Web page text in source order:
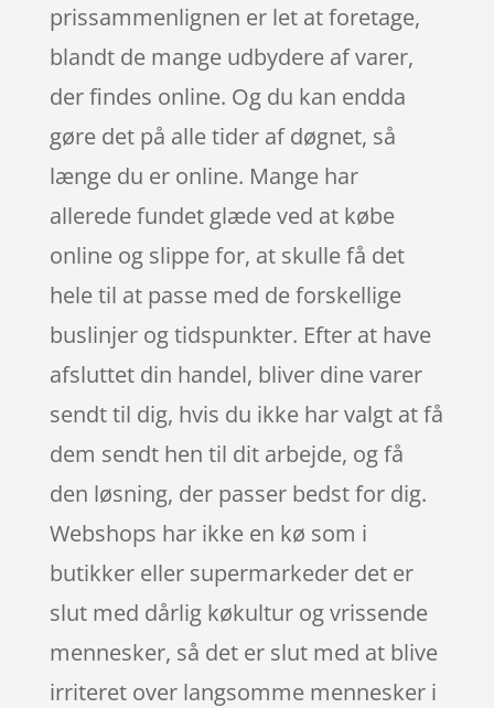
prissammenlignen er let at foretage,
blandt de mange udbydere af varer,
der findes online. Og du kan endda
gøre det på alle tider af døgnet, så
længe du er online. Mange har
allerede fundet glæde ved at købe
online og slippe for, at skulle få det
hele til at passe med de forskellige
buslinjer og tidspunkter. Efter at have
afsluttet din handel, bliver dine varer
sendt til dig, hvis du ikke har valgt at få
dem sendt hen til dit arbejde, og få
den løsning, der passer bedst for dig.
Webshops har ikke en kø som i
butikker eller supermarkeder det er
slut med dårlig køkultur og vrissende
mennesker, så det er slut med at blive
irriteret over langsomme mennesker i